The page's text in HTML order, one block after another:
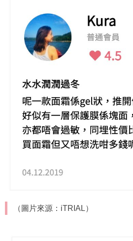
（圖片來源：iTRIAL）